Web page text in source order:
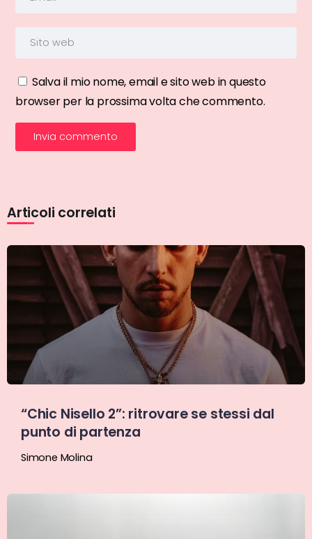
Salva il mio nome, email e sito web in questo
browser per la prossima volta che commento.
Articoli correlati
“Chic Nisello 2”: ritrovare se stessi dal
punto di partenza
Simone Molina